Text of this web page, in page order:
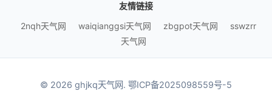
友情链接
2nqh天气网
waiqianggsi天气网 zbgpot天气网
sswzrr
天气网
© 2026 ghjkq天气网. 鄂ICP备2025098559号-5